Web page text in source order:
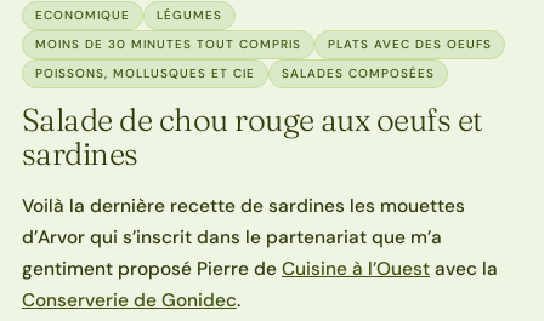
ECONOMIQUE
LÉGUMES
MOINS DE 30 MINUTES TOUT COMPRIS
PLATS AVEC DES OEUFS
POISSONS, MOLLUSQUES ET CIE
SALADES COMPOSÉES
Salade de chou rouge aux oeufs et
sardines
Voilà la dernière recette de sardines les mouettes
d’Arvor qui s’inscrit dans le partenariat que m’a
gentiment proposé Pierre de Cuisine à l’Ouestavec la
Conserverie de Gonidec.